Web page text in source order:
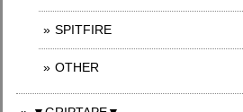
SPITFIRE
OTHER